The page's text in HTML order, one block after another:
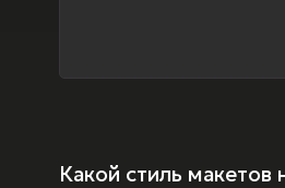
Какой стиль макетов